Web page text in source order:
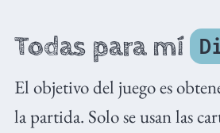
Todas para mí
El objetivo del juego es
la partida. Solo se usan las